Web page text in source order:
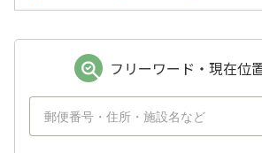
フリーワード・現在位